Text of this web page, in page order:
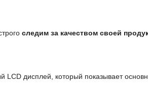
следим за качеством своей
LCD дисплей, который показывает